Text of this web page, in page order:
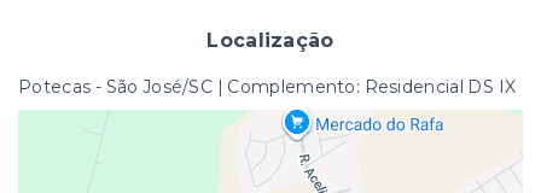
Localização
Potecas - São José/SC | Complemento: Residencial DS IX